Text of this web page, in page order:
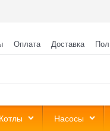
Оплата Доставка
Котлы Насосы